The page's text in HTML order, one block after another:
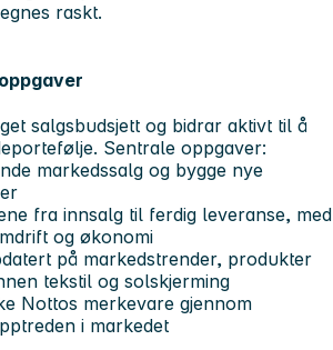
raskt.
salgsbudsjett og bidrar aktivt til å
Sentrale oppgaver:
markedssalg og bygge nye
fra innsalg til ferdig leveranse, med
og økonomi
på markedstrender, produkter
tekstil og solskjerming
Nottos merkevare gjennom
i markedet